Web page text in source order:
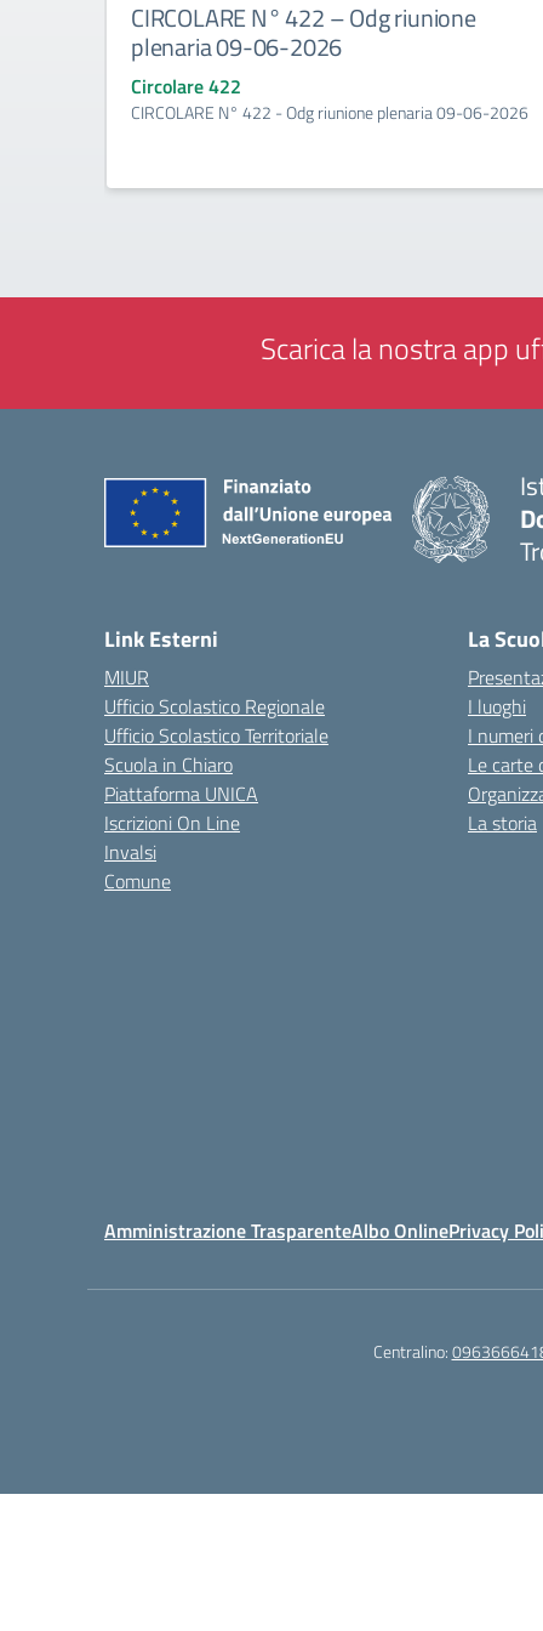
CIRCOLARE N° 422 – Odg riunione
plenaria 09-06-2026
Circolare 422
CIRCOLARE N° 422 - Odg riunione plenaria 09-06-2026
Scarica la nostra app
Link Esterni
MIUR
Ufficio Scolastico Regionale
Ufficio Scolastico Territoriale
Scuola in Chiaro
Piattaforma UNICA
Iscrizioni On Line
Invalsi
Comune
La
I luoghi
I numeri
Le carte
La storia
Amministrazione TrasparenteAlbo OnlinePrivacy
Centralino: